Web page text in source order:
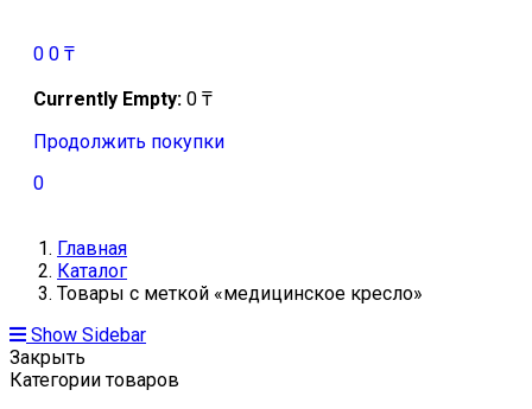
0 0 ₸
Currently Empty: 0 ₸
Продолжить покупки
0
Главная
Каталог
Товары с меткой «медицинское кресло»
Show Sidebar
Закрыть
Категории товаров